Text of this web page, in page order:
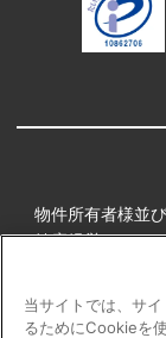
物件所有者様並
健康経営
当サイトでは、サ
るためにCookieを